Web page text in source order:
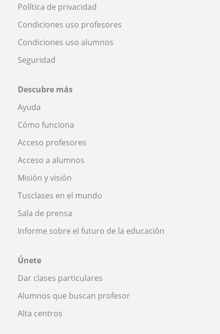
Política de privacidad
Condiciones uso profesores
Condiciones uso alumnos
Seguridad
Descubre más
Ayuda
Cómo funciona
Acceso profesores
Acceso a alumnos
Misión y visión
Tusclases en el mundo
Sala de prensa
Informe sobre el futuro de la educación
Únete
Dar clases particulares
Alumnos que buscan profesor
Alta centros